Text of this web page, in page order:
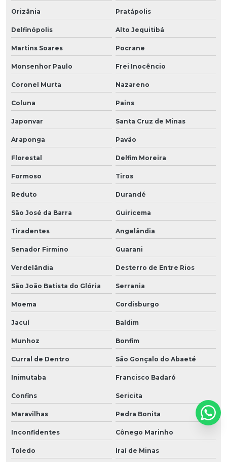
Orizânia Pratápolis
Delfinópolis Alto Jequitibá
Martins Soares Pocrane
Monsenhor Paulo Frei Inocêncio
Coronel Murta Nazareno
Coluna Pains
Japonvar Santa Cruz de Minas
Araponga Pavão
Florestal Delfim Moreira
Formoso Tiros
Reduto Durandé
São José da Barra Guiricema
Tiradentes Angelândia
Senador Firmino Guarani
Verdelândia Desterro de Entre Rios
São João Batista do Glória Serrania
Moema Cordisburgo
Jacuí Baldim
Munhoz Bonfim
Curral de Dentro São Gonçalo do Abaeté
Inimutaba Francisco Badaró
Confins Sericita
Maravilhas Pedra Bonita
Inconfidentes Cônego Marinho
Toledo Iraí de Minas